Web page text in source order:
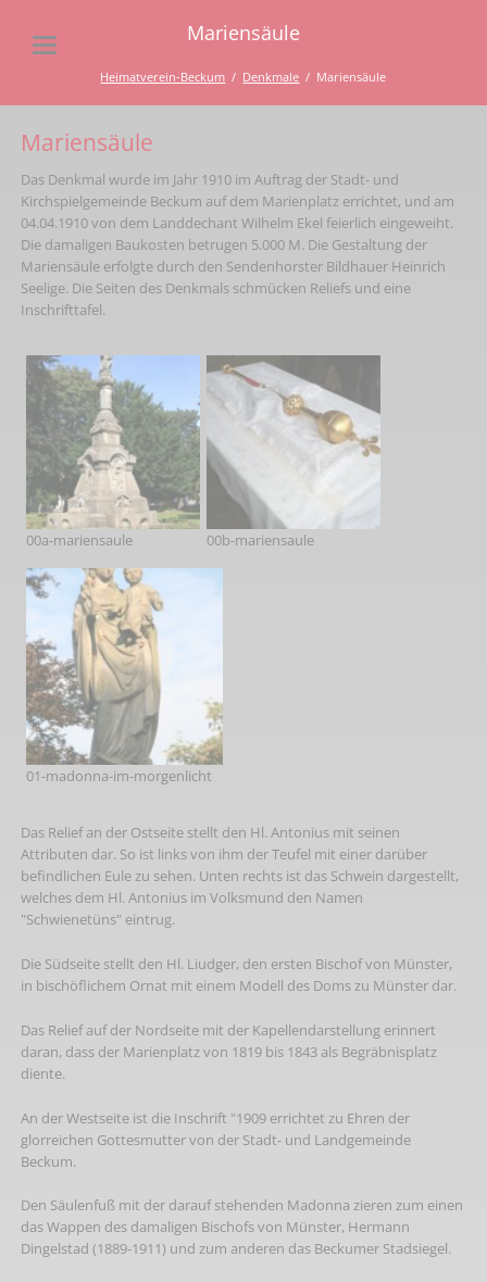
Mariensäule
Heimatverein-Beckum Denkmale Mariensäule
Mariensäule
Das Denkmal wurde im Jahr 1910 im Auftrag der Stadt- und
Kirchspielgemeinde Beckum auf dem Marienplatz errichtet, und am
04.04.1910 von dem Landdechant Wilhelm Ekel feierlich eingeweiht.
Die damaligen Baukosten betrugen 5.000 M. Die Gestaltung der
Mariensäule erfolgte durch den Sendenhorster Bildhauer Heinrich
Seelige. Die Seiten des Denkmals schmücken Reliefs und eine
Inschrifttafel.
00a-mariensaule 00b-mariensaule
01-madonna-im-morgenlicht
Das Relief an der Ostseite stellt den Hl. Antonius mit seinen
Attributen dar. So ist links von ihm der Teufel mit einer darüber
befindlichen Eule zu sehen. Unten rechts ist das Schwein dargestellt,
welches dem Hl. Antonius im Volksmund den Namen
"Schwienetüns" eintrug.
Die Südseite stellt den Hl. Liudger, den ersten Bischof von Münster,
in bischöflichem Ornat mit einem Modell des Doms zu Münster dar.
Das Relief auf der Nordseite mit der Kapellendarstellung erinnert
daran, dass der Marienplatz von 1819 bis 1843 als Begräbnisplatz
diente.
An der Westseite ist die Inschrift "1909 errichtet zu Ehren der
glorreichen Gottesmutter von der Stadt- und Landgemeinde
Beckum.
Den Säulenfuß mit der darauf stehenden Madonna zieren zum einen
das Wappen des damaligen Bischofs von Münster, Hermann
Dingelstad (1889-1911) und zum anderen das Beckumer Stadsiegel.